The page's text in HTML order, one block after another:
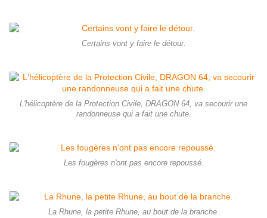
Certains vont y faire le détour.
L'hélicoptère de la Protection Civile, DRAGON 64, va secourir une
randonneuse qui a fait une chute.
Les fougères n'ont pas encore repoussé.
La Rhune, la petite Rhune, au bout de la branche.